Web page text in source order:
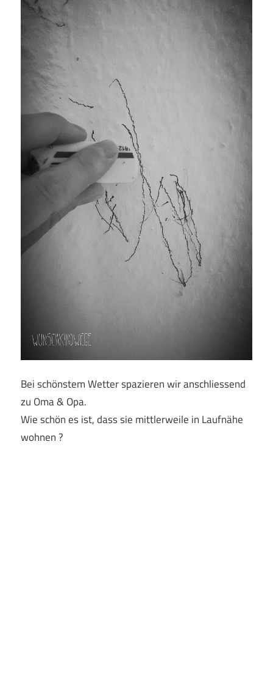
Bei schönstem Wetter spazieren wir anschliessend
zu Oma & Opa.
Wie schön es ist, dass sie mittlerweile in Laufnähe
wohnen ?